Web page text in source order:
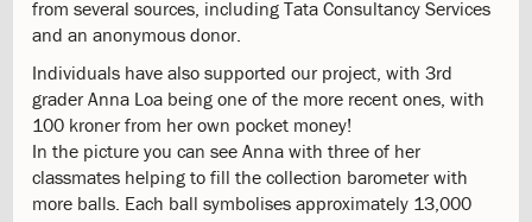
på
Institut
Jeanne
d’Arc
1.18:
Bestyrelsen
1.19:
Ledelsen
1.20:
Ledelsen
1.21:
Forældrerådet
from several sources, including Tata Consultancy Services
and an anonymous donor.
Individuals have also supported our project, with 3rd
grader Anna Loa being one of the more recent ones, with
100 kroner from her own pocket money!
In the picture you can see Anna with three of her
classmates helping to fill the collection barometer with
more balls. Each ball symbolises approximately 13,000